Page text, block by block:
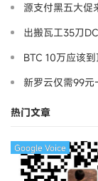
源支付黑五大促
出搬瓦工35刀
BTC 10万应该
新罗云仅需99
热门文章
Google Voice